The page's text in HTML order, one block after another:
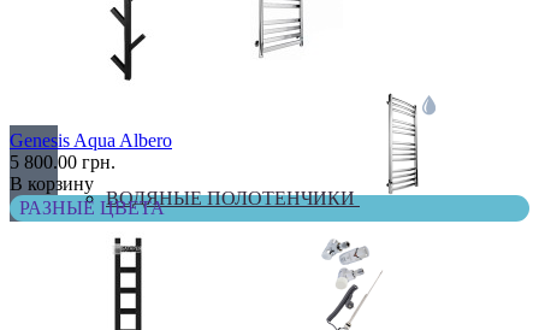
В виде полки
ВОДЯНЫЕ ПОЛОТЕНЧИКИ
Genesis Aqua Albero
5 800.00 грн.
В корзину
РАЗНЫЕ ЦВЕТА